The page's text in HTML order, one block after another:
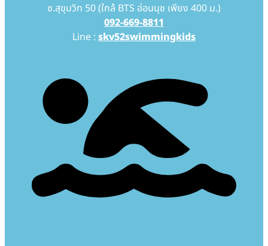
ซ.สุขุมวิท 50 (ใกล้ BTS อ่อนนุช เพียง 400 ม.)
092-669-8811
Line : skv52swimmingkids